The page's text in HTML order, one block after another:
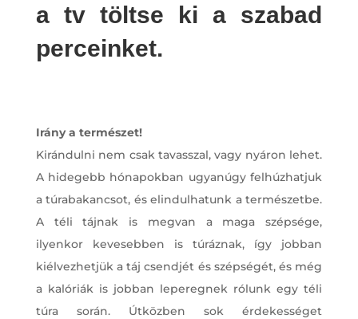
a tv töltse ki a szabad
perceinket.
Irány a természet!
Kirándulni nem csak tavasszal, vagy nyáron lehet.
A hidegebb hónapokban ugyanúgy felhúzhatjuk
a túrabakancsot, és elindulhatunk a természetbe.
A téli tájnak is megvan a maga szépsége,
ilyenkor kevesebben is túráznak, így jobban
kiélvezhetjük a táj csendjét és szépségét, és még
a kalóriák is jobban leperegnek rólunk egy téli
túra során. Útközben sok érdekességet